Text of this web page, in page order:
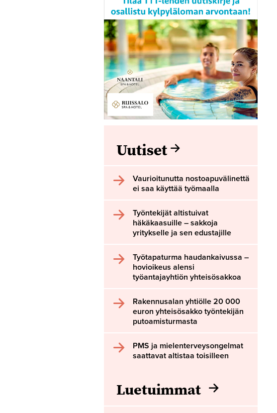
Uutiset
Vaurioitunutta nostoapuvälinettä
ei saa käyttää työmaalla
Työntekijät altistuivat
häkäkaasuille – sakkoja
yritykselle ja sen edustajille
Työtapaturma haudankaivussa –
hovioikeus alensi
työantajayhtiön yhteisösakkoa
Rakennusalan yhtiölle 20 000
euron yhteisösakko työntekijän
putoamisturmasta
PMS ja mielenterveysongelmat
saattavat altistaa toisilleen
Luetuimmat